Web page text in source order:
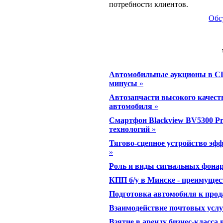
потребности клиентов.
Автомобильные аукционы в
минусы »
Автозапчасти высокого
автомобиля »
Смартфон Blackview BV5300
технологий »
Тягово-сцепное устройство
»
Роль и виды сигнальных
КПП б/у в Минске -
Подготовка автомобиля к
Взаимодействие почтовых